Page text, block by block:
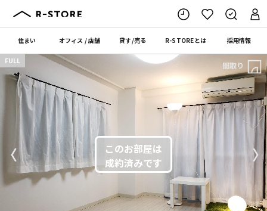
住まい オフィス /店舗 貸す/売る R-STOREとは 採用情報
〈 〉
FULL 間取り